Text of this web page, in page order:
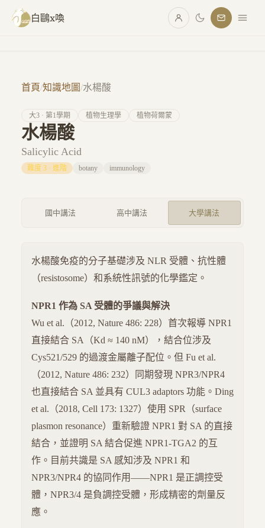
跳至主要內容
白鷗x喚
首頁/知識地圖/水楊酸
大3 · 第1學期 植物生理學 植物荷爾蒙
水楊酸
Salicylic Acid
難度 3 · 進階 botany immunology
國中講法 高中講法 大學講法
水楊酸免疫的分子基礎涉及 NLR 受體、抗性體
（resistosome）和系統性訊號的化學鑑定。
NPR1 作為 SA 受體的爭議與解決
Wu et al.（2012, Nature 486: 228）首次報導 NPR1
直接結合 SA（Kd ≈ 140 nM），結合位涉及
Cys521/529 的過渡金屬離子配位。但 Fu et al.
（2012, Nature 486: 232）同期發現 NPR3/NPR4
也直接結合 SA 並具有 CUL3 adaptors 功能。Ding
et al.（2018, Cell 173: 1327）使用 SPR（surface
plasmon resonance）重新驗證 NPR1 對 SA 的直接
結合，並證明 SA 結合促進 NPR1-TGA2 的互
作。目前共識是 SA 感知涉及 NPR1 和
NPR3/NPR4 的協同作用——NPR1 是正調控受
體，NPR3/4 是負調控受體，形成精密的劑量反
應。